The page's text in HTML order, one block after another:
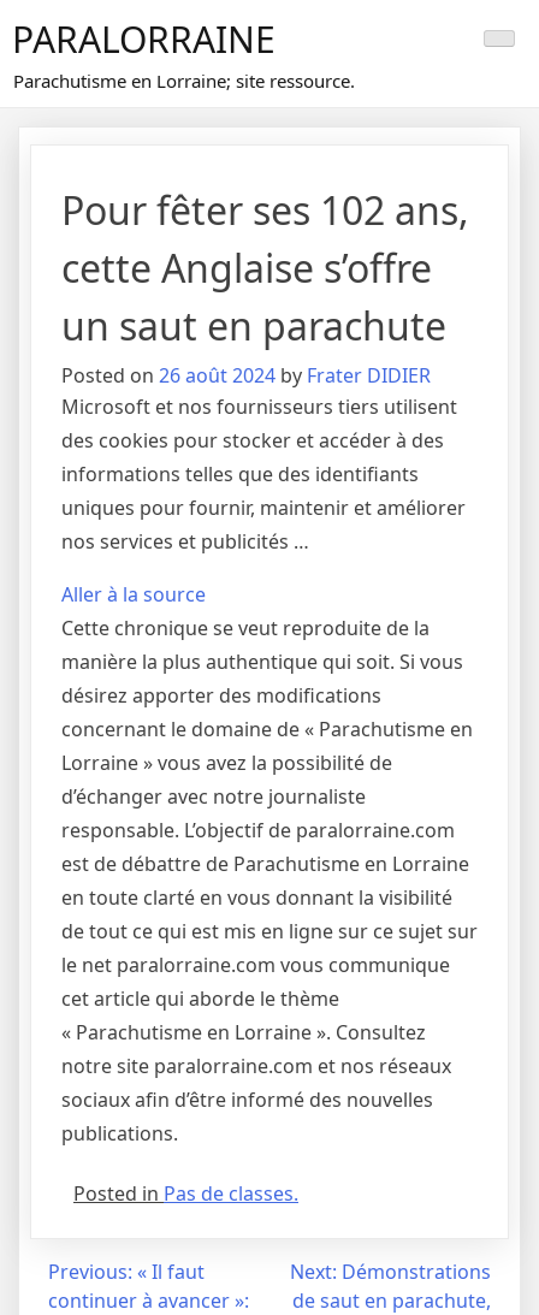
content
PARALORRAINE
Parachutisme en Lorraine; site ressource.
Pour fêter ses 102 ans,
cette Anglaise s’offre
un saut en parachute
Posted on 26 août 2024 by Frater DIDIER
Microsoft et nos fournisseurs tiers utilisent
des cookies pour stocker et accéder à des
informations telles que des identifiants
uniques pour fournir, maintenir et améliorer
nos services et publicités …
Aller à la source
Cette chronique se veut reproduite de la
manière la plus authentique qui soit. Si vous
désirez apporter des modifications
concernant le domaine de « Parachutisme en
Lorraine » vous avez la possibilité de
d’échanger avec notre journaliste
responsable. L’objectif de paralorraine.com
est de débattre de Parachutisme en Lorraine
en toute clarté en vous donnant la visibilité
de tout ce qui est mis en ligne sur ce sujet sur
le net paralorraine.com vous communique
cet article qui aborde le thème
« Parachutisme en Lorraine ». Consultez
notre site paralorraine.com et nos réseaux
sociaux afin d’être informé des nouvelles
publications.
Posted in Pas de classes.
Navigation
Previous: « Il faut
continuer à avancer »:
Next: Démonstrations
de saut en parachute,